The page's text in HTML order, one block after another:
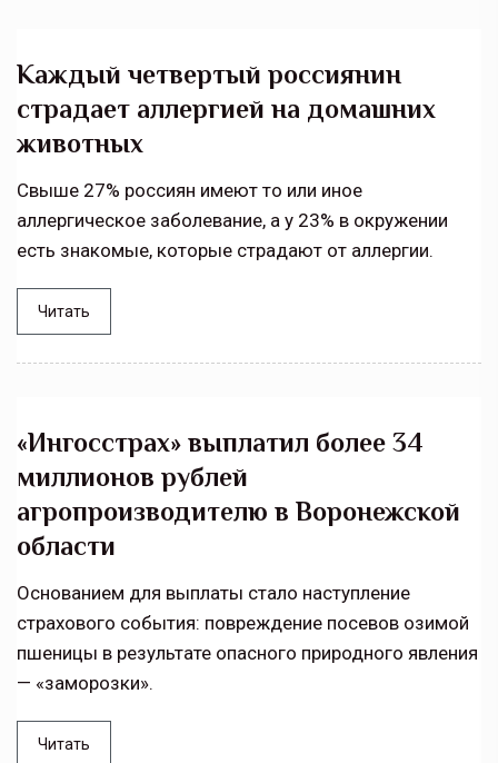
Каждый четвертый россиянин
страдает аллергией на домашних
животных
Свыше 27% россиян имеют то или иное
аллергическое заболевание, а у 23% в окружении
есть знакомые, которые страдают от аллергии.
Читать
«Ингосстрах» выплатил более 34
миллионов рублей
агропроизводителю в Воронежской
области
Основанием для выплаты стало наступление
страхового события: повреждение посевов озимой
пшеницы в результате опасного природного явления
— «заморозки».
Читать